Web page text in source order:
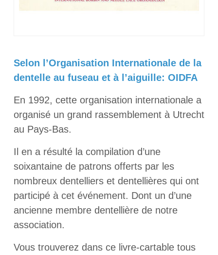
Selon l’Organisation Internationale de la
dentelle au fuseau et à l’aiguille: OIDFA
En 1992, cette organisation internationale a
organisé un grand rassemblement à Utrecht
au Pays-Bas.
Il en a résulté la compilation d’une
soixantaine de patrons offerts par les
nombreux dentelliers et dentellières qui ont
participé à cet événement. Dont un d’une
ancienne membre dentellière de notre
association.
Vous trouverez dans ce livre-cartable tous